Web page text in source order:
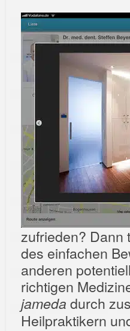
zufrieden? Dann
des einfachen
anderen
richtigen
jameda durch
Heilpraktikern